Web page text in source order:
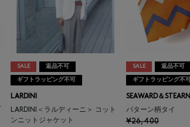
SALE 返品不可
ギフトラッピング不可
LARDINI
LARDINI＜ラルディーニ＞ コット
ンニットジャケット
SALE 返品不可
ギフトラッピング不可
SEAWARD＆STEARN
パターン柄タイ
¥26,400